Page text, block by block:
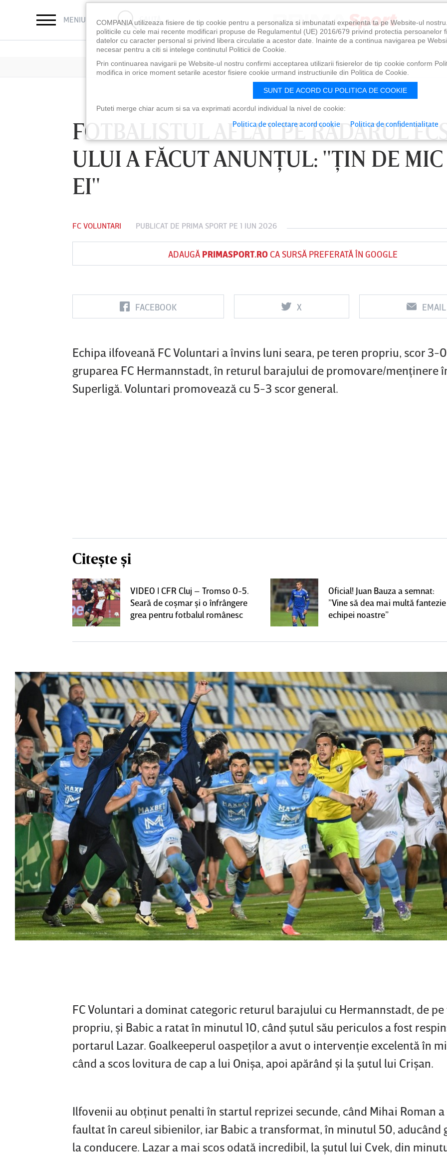
MENIU CAUTĂ
FOTBALISTUL AFLAT PE RADARUL
ULUI A FĂCUT ANUNŢUL: "ŢIN DE
EI"
FC VOLUNTARI PUBLICAT DE PRIMA SPORT PE 1 IUN 2026
ADAUGĂ PRIMASPORT.ROCA SURSĂ PREFERATĂ ÎN GOOGLE
FACEBOOK X EMAIL
Echipa ilfoveană FC Voluntari a învins luni seara, pe teren propriu, scor 3-
gruparea FC Hermannstadt, în returul barajului de promovare/menţinere
Superligă. Voluntari promovează cu 5-3 scor general.
Citește și
VIDEO | CFR Cluj – Tromso 0-5.
Seară de coşmar şi o înfrângere
grea pentru fotbalul românesc
Oficial! Juan Bauza a semnat:
”Vine să dea mai multă fantezie
echipei noastre”
FC Voluntari a dominat categoric returul barajului cu Hermannstadt, de pe
propriu, şi Babic a ratat în minutul 10, când şutul său periculos a fost
portarul Lazar. Goalkeeperul oaspeţilor a avut o intervenţie excelentă în
când a scos lovitura de cap a lui Onişa, apoi apărând şi la şutul lui Crişan.
Ilfovenii au obţinut penalti în startul reprizei secunde, când Mihai Roman a
faultat în careul sibienilor, iar Babic a transformat, în minutul 50, aducând
la conducere. Lazar a mai scos odată incredibil, la şutul lui Cvek, din
FC Botoşani
Vs
Corvinul
Hunedoara
COMPANIA utilizeaza fisiere de tip cookie pentru a personaliza si imbunatati experienta ta pe Website-ul
politicile cu cele mai recente modificari propuse de Regulamentul (UE) 2016/679 privind protectia persoanelor
datelor cu caracter personal si privind libera circulatie a acestor date. Inainte de a continua navigarea pe
necesar pentru a citi si intelege continutul Politicii de Cookie.
Prin continuarea navigarii pe Website-ul nostru confirmi acceptarea utilizarii fisierelor de tip cookie conform
modifica in orice moment setarile acestor fisiere cookie urmand instructiunile din Politica de Cookie.
SUNT DE ACORD CU POLITICA DE COOKIE
Puteti merge chiar acum si sa va exprimati acordul individual la nivel de cookie:
Politica de colectare acord cookie Politica de confidentialitate